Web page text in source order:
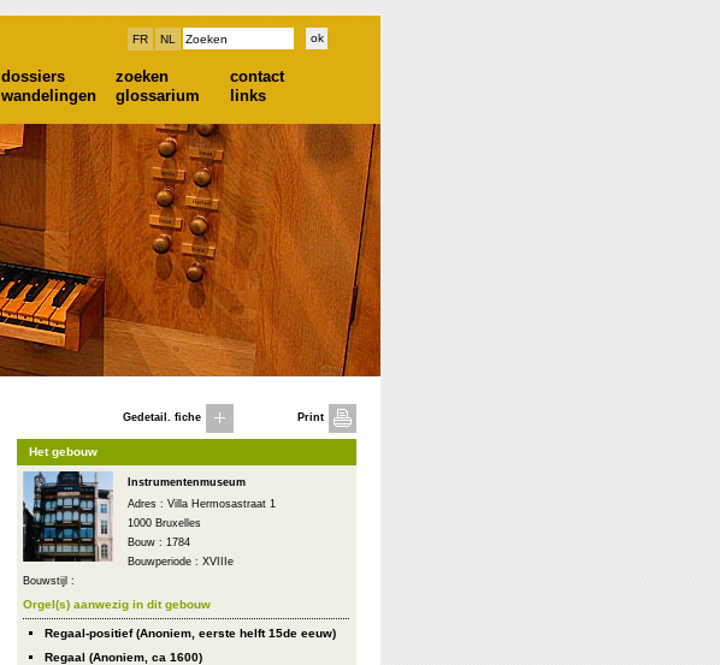
FR NL
dossiers zoeken
contact
wandelingen glossarium links
Gedetail. fiche Print
Het gebouw
Instrumentenmuseum
Adres : Villa Hermosastraat 1
1000 Bruxelles
Bouw : 1784
Bouwperiode : XVIIIe
Bouwstijl :
Orgel(s) aanwezig in dit gebouw
Regaal-positief (Anoniem, eerste helft 15de eeuw)
Regaal (Anoniem, ca 1600)